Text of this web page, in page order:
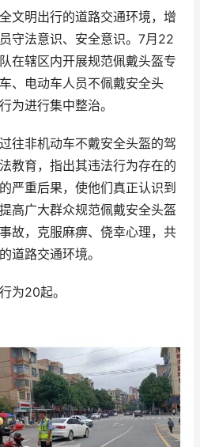
明出行的道路交通环境，增
守法意识、安全意识。7月22
在辖区内开展规范佩戴头盔专
、电动车人员不佩戴安全头
为进行集中整治。
非机动车不戴安全头盔的驾
教育，指出其违法行为存在的
严重后果，使他们真正认识到
高广大群众规范佩戴安全头盔
故，克服麻痹、侥幸心理，共
道路交通环境。
20起。